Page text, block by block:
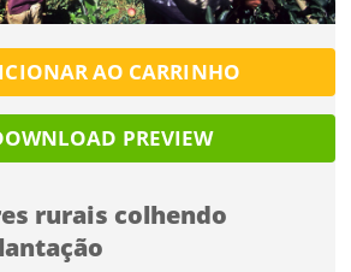
AO CARRINHO
PREVIEW
rurais colhendo
Esqueci a senha
ENTRAR
ainda não tem conta?
ENTRAR